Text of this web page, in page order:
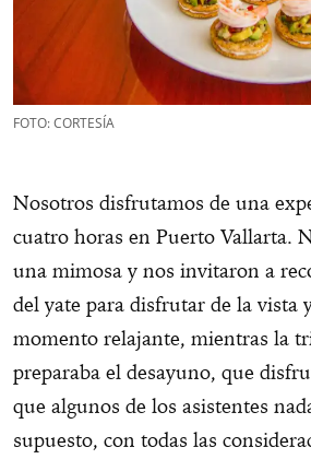
FOTO: CORTESÍA
Nosotros disfrutamos de una
cuatro horas en Puerto Vallarta.
una mimosa y nos invitaron a
del yate para disfrutar de la vista
momento relajante, mientras la
preparaba el desayuno, que
que algunos de los asistentes
supuesto, con todas las